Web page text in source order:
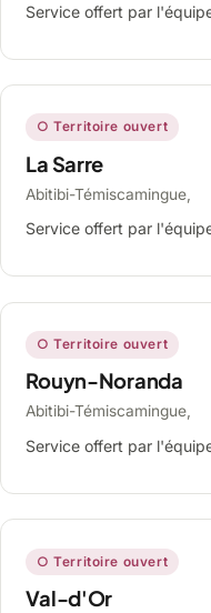
Service offert par
○ Territoire ouvert
La Sarre
Abitibi-Témiscamingue,
Service offert par
○ Territoire ouvert
Rouyn-Noranda
Abitibi-Témiscamingue,
Service offert par
○ Territoire ouvert
Val-d'Or